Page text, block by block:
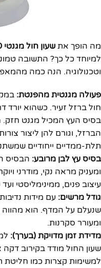
מה הופך את שעון חול מגנטי 60 שניות גדול בסיס עץ לבן מרובע
למיוחד כל כך? התשובה
וטכנולוגיה. הנה כמה
פעולה מגנטית מהפנטת:
חול ברזל זעיר. כשהוא יורד
בסיס העץ המכיל מגנט
הברזל, וגורם להן ליצור
תלת-ממדיים ייחודיים
בסיס עץ לבן מרובע: הבסיס
ומעניק מראה נקי, מודרני
עיצוב פנים, ממינימליסטי
גודל מרשים: עם מידות
שנעלם על המדף. הוא מהווה
ומעורר סקרנות.
מדידת זמן מדויקת (בערך):
למשימות קצרות כמו